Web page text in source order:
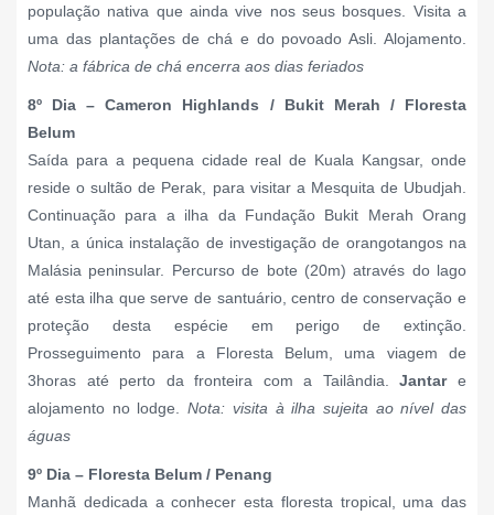
população nativa que ainda vive nos seus bosques. Visita a
uma das plantações de chá e do povoado Asli. Alojamento.
Nota: a fábrica de chá encerra aos dias feriados
8º Dia – Cameron Highlands / Bukit Merah / Floresta
Belum
Saída para a pequena cidade real de Kuala Kangsar, onde
reside o sultão de Perak, para visitar a Mesquita de Ubudjah.
Continuação para a ilha da Fundação Bukit Merah Orang
Utan, a única instalação de investigação de orangotangos na
Malásia peninsular. Percurso de bote (20m) através do lago
até esta ilha que serve de santuário, centro de conservação e
proteção desta espécie em perigo de extinção.
Prosseguimento para a Floresta Belum, uma viagem de
3horas até perto da fronteira com a Tailândia.Jantare
alojamento no lodge.Nota: visita à ilha sujeita ao nível das
águas
9º Dia – Floresta Belum / Penang
Manhã dedicada a conhecer esta floresta tropical, uma das